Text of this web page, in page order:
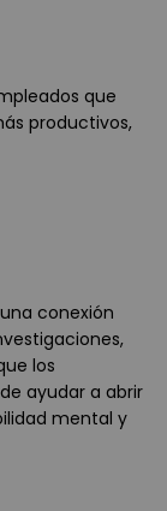
que
productivos,
conexión
los
ayudar a abrir
mental y